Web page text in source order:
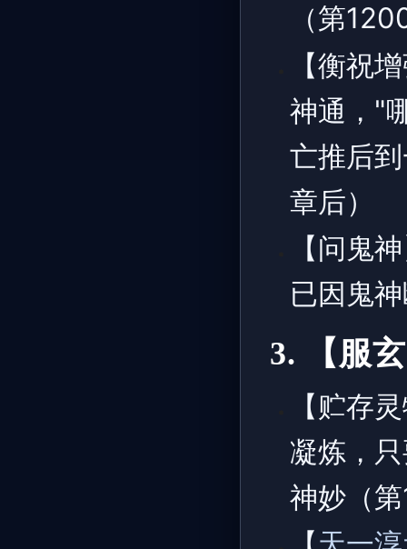
（第
【衡祝
神通，"
亡推后
章后）
【问鬼
已因鬼
3. 【服
【贮存
凝炼，
神妙（